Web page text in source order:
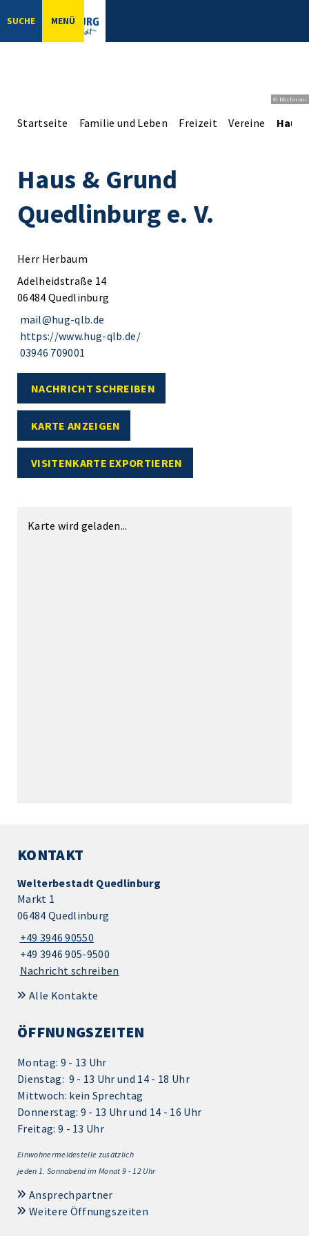
SUCHE MENÜ
© bbsferrari
Startseite Familie und Leben Freizeit Vereine Haus
Haus & Grund
Quedlinburg e. V.
Herr Herbaum
Adelheidstraße 14
06484 Quedlinburg
mail@hug-qlb.de
https://www.hug-qlb.de/
03946 709001
NACHRICHT SCHREIBEN
KARTE ANZEIGEN
VISITENKARTE EXPORTIEREN
Karte wird geladen...
KONTAKT
Welterbestadt Quedlinburg
Markt 1
06484 Quedlinburg
+49 3946 90550
+49 3946 905-9500
Nachricht schreiben
Alle Kontakte
ÖFFNUNGSZEITEN
Montag: 9 - 13 Uhr
Dienstag: 9 - 13 Uhr und 14 - 18 Uhr
Mittwoch: kein Sprechtag
Donnerstag: 9 - 13 Uhr und 14 - 16 Uhr
Freitag: 9 - 13 Uhr
Einwohnermeldestelle zusätzlich
jeden 1. Sonnabend im Monat 9 - 12 Uhr
Ansprechpartner
Weitere Öffnungszeiten